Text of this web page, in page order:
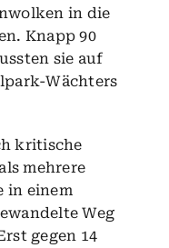
in die
Knapp 90
sie auf
Wächters
kritische
mehrere
in einem
Weg
gegen 14